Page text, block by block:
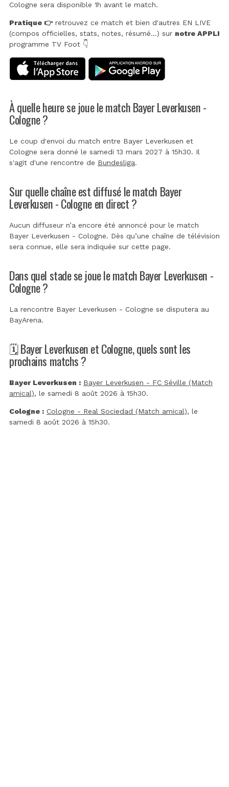
Cologne sera disponible 1h avant le match.
Pratique 👉retrouvez ce match et bien d'autres EN LIVE
(compos officielles, stats, notes, résumé...) sur notre APPLI
programme TV Foot 👇
À quelle heure se joue le match Bayer Leverkusen -
Cologne ?
Le coup d'envoi du match entre Bayer Leverkusen et
Cologne sera donné le samedi 13 mars 2027 à 15h30. Il
s'agit d'une rencontre de Bundesliga.
Sur quelle chaîne est diffusé le match Bayer
Leverkusen - Cologne en direct ?
Aucun diffuseur n’a encore été annoncé pour le match
Bayer Leverkusen - Cologne. Dès qu’une chaîne de télévision
sera connue, elle sera indiquée sur cette page.
Dans quel stade se joue le match Bayer Leverkusen -
Cologne ?
La rencontre Bayer Leverkusen - Cologne se disputera au
BayArena.
🗓️ Bayer Leverkusen et Cologne, quels sont les
prochains matchs ?
Bayer Leverkusen : Bayer Leverkusen - FC Séville (Match
amical), le samedi 8 août 2026 à 15h30.
Cologne : Cologne - Real Sociedad (Match amical), le
samedi 8 août 2026 à 15h30.